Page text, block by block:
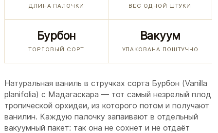
ДЛИНА ПАЛОЧКИ ВЕС ОДНОЙ ШТУКИ
Бурбон
ТОРГОВЫЙ СОРТ
Вакуум
УПАКОВАНА ПОШТУЧНО
Натуральная ваниль в стручках сорта Бурбон (Vanilla
planifolia) с Мадагаскара — тот самый незрелый плод
тропической орхидеи, из которого потом и получают
ванилин. Каждую палочку запаивают в отдельный
вакуумный пакет: так она не сохнет и не отдаёт